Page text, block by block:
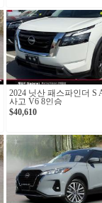
2024 닛산 패스파인더 S
사고 V6 8인승
$40,610